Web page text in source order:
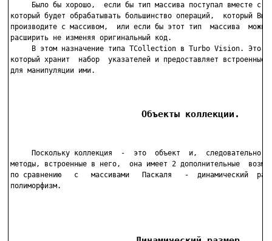
Было бы хорошо,  если бы тип массива поступал вместе с
который будет обрабатывать большинство операций,  который Вы
производите с массивом,  или если бы этот тип  массива
расширить не изменяя оригинальный код.
В этом назначение типа TCollection в Turbo Vision. Это
который хранит  набор  указателей и предоставляет встроенные
для манипуляции ими.
                        Объекты коллекции.
Поскольку коллекция  -  это  объект  и,  следовательно,
методы, встроенные в него,  она имеет 2 дополнительные
по сравнению   с   массивами   Паскаля   -  динамический
полиморфизм.